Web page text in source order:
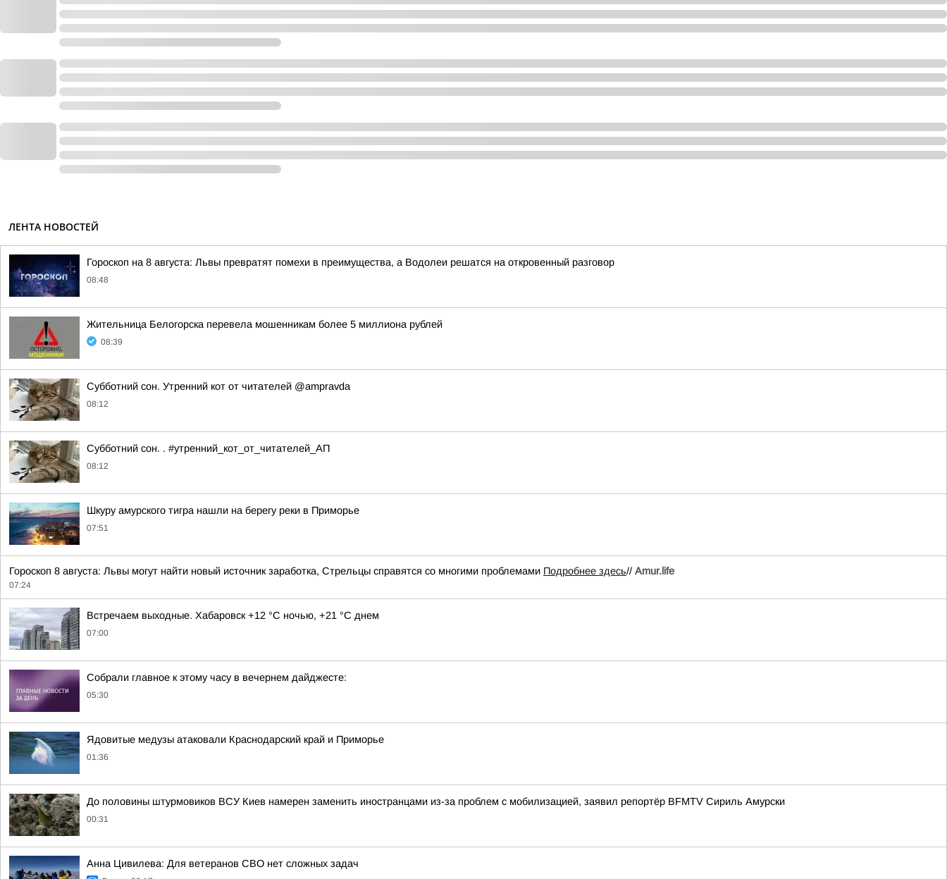
ЛЕНТА НОВОСТЕЙ
Гороскоп на 8 августа: Львы превратят помехи в преимущества, а Водолеи решатся на откровенный разговор
08:48
Жительница Белогорска перевела мошенникам более 5 миллиона рублей
08:39
Субботний сон. Утренний кот от читателей @ampravda
08:12
Субботний сон. . #утренний_кот_от_читателей_АП
08:12
Шкуру амурского тигра нашли на берегу реки в Приморье
07:51
Гороскоп 8 августа: Львы могут найти новый источник заработка, Стрельцы справятся со многими проблемами Подробнее здесь// Аmur.life
07:24
Встречаем выходные. Хабаровск +12 °C ночью, +21 °C днем
07:00
Собрали главное к этому часу в вечернем дайджесте:
05:30
Ядовитые медузы атаковали Краснодарский край и Приморье
01:36
До половины штурмовиков ВСУ Киев намерен заменить иностранцами из-за проблем с мобилизацией, заявил репортёр BFMTV Сириль Амурски
00:31
Анна Цивилева: Для ветеранов СВО нет сложных задач